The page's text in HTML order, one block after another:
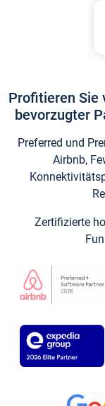
Profitieren Sie
bevorzugter
Preferred und
Airbnb,
Zertifizierte